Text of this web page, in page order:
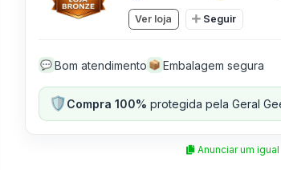
Ver loja Seguir
💬 Bom atendimento 📦 Embalagem segura
🛡️Compra 100% protegida pela Geral
Anunciar um igual